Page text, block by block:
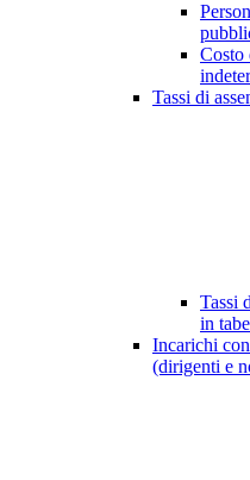
Costo
Tassi di
Tassi
in
Incarichi
(dirigenti e